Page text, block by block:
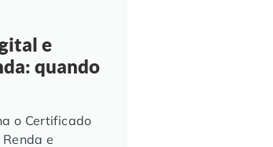
e
quando
o Certificado
e